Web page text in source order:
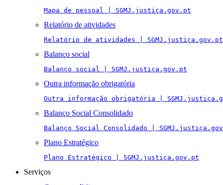
Mapa de pessoal | SGMJ.justiça.gov.pt
Relatório de atividades
Relatório de atividades | SGMJ.justiça.gov.pt
Balanço social
Balanço social | SGMJ.justiça.gov.pt
Outra informação obrigatória
Outra informação obrigatória |
Balanço Social Consolidado
Balanço Social Consolidado |
Plano Estratégico
Plano Estratégico | SGMJ.justiça.gov.pt
Serviços